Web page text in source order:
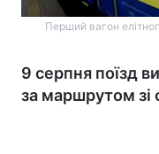
Перший вагон
9 серпня поїзд
за маршрутом зі